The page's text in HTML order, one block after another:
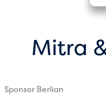
Mitra
Sponsor Berlian